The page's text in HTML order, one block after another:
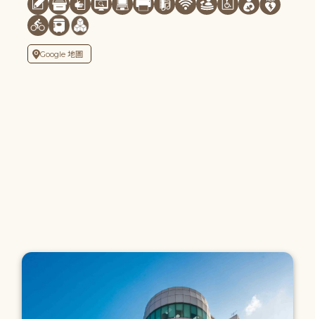
Google 地圖